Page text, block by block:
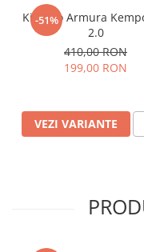
💪Poartă kimono-ul
antrenează-te ca un
Disponibil acum!
-51%
Kimono Armura
2.0
410,00 RON
199,00 RON
VEZI VARIANTE